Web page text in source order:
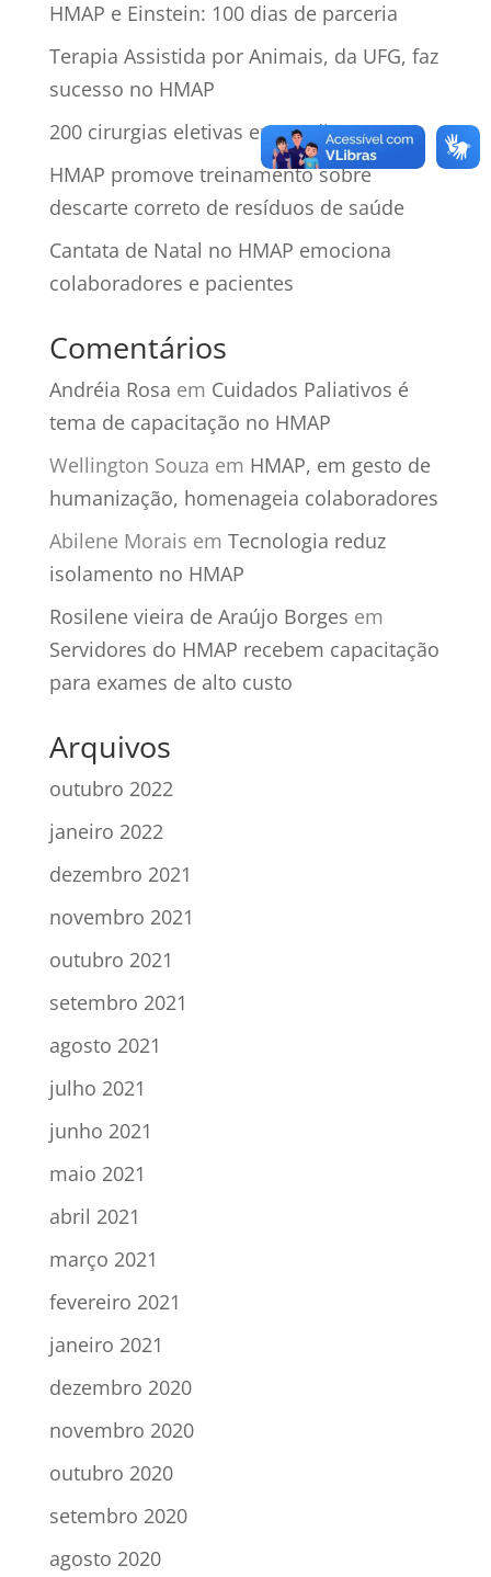
HMAP e Einstein: 100 dias de parceria
Terapia Assistida por Animais, da UFG, faz
sucesso no HMAP
200 cirurgias eletivas em 10 dias
HMAP promove treinamento sobre
descarte correto de resíduos de saúde
Cantata de Natal no HMAP emociona
colaboradores e pacientes
Comentários
Andréia Rosa em Cuidados Paliativos é
tema de capacitação no HMAP
Wellington Souza em HMAP, em gesto de
humanização, homenageia colaboradores
Abilene Morais em Tecnologia reduz
isolamento no HMAP
Rosilene vieira de Araújo Borges em
Servidores do HMAP recebem capacitação
para exames de alto custo
Arquivos
outubro 2022
janeiro 2022
dezembro 2021
novembro 2021
outubro 2021
setembro 2021
agosto 2021
julho 2021
junho 2021
maio 2021
abril 2021
março 2021
fevereiro 2021
janeiro 2021
dezembro 2020
novembro 2020
outubro 2020
setembro 2020
agosto 2020